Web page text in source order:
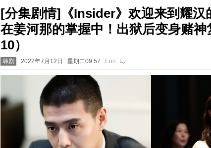
[分集剧情]《Insider》欢迎来到耀汉
在姜河那的掌握中！出狱后变身赌神
10）
韩剧 2022年7月12日 星期二09:57 Erin